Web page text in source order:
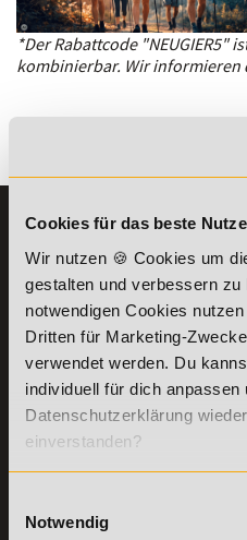
Cookies für das beste
Wir nutzen 🍪 Cookies um
gestalten und verbessern
notwendigen Cookies
Dritten für Marketing-
verwendet werden. Du
individuell für dich
Datenschutzerklärung
einverstanden?
Notwendig
*Der Rabattcode "NEUGIER5"
kombinierbar. Wir informieren
Es gibt keine Einträge mit
KONTAKT
07191-22987-0
WhatsApp:
+49 (0) 7191 9513201
Academy of Sports GmbH
Willy-Brandt-Platz 2
71522Backnang
Aus dem Ausland:
Fax:+49 (0) 7191 - 229 87 – 99
Montag bis Donnerstag: 8:00 -